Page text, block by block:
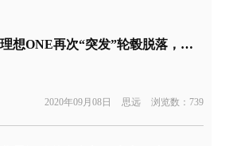
理想ONE再次“突发”轮毂脱落，四起均受官方通报为事故所致
2020年09月08日 思远 浏览数：739